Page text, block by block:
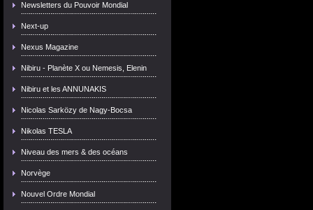
Newsletters du Pouvoir Mondial
Next-up
Nexus Magazine
Nibiru - Planète X ou Nemesis, Elenin
Nibiru et les ANNUNAKIS
Nicolas Sarközy de Nagy-Bocsa
Nikolas TESLA
Niveau des mers & des océans
Norvège
Nouvel Ordre Mondial